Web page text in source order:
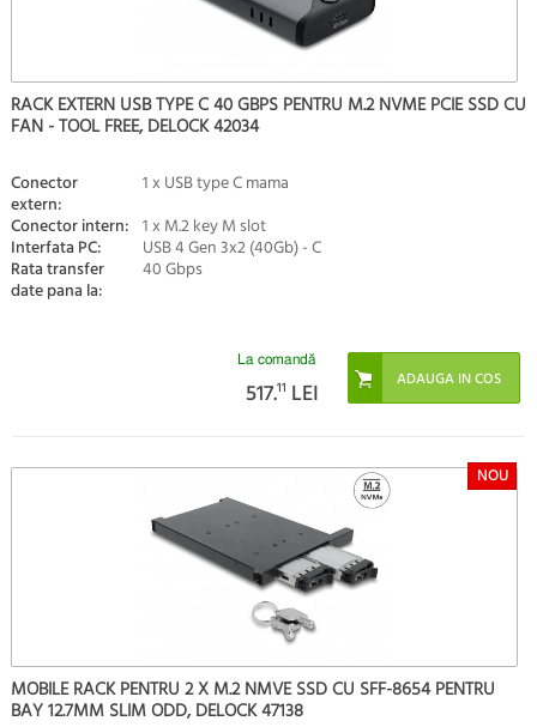
RACK EXTERN USB TYPE C 40 GBPS PENTRU M.2 NVME PCIE SSD CU
FAN - TOOL FREE, DELOCK 42034
Conector
extern:
1 x USB type C mama
Conector intern: 1 x M.2 key M slot
Interfata PC: USB 4 Gen 3x2 (40Gb) - C
Rata transfer
date pana la:
40 Gbps
La comandă
517.11 LEI
NOU
MOBILE RACK PENTRU 2 X M.2 NMVE SSD CU SFF-8654 PENTRU
BAY 12.7MM SLIM ODD, DELOCK 47138